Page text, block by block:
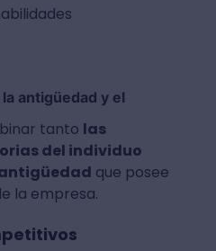
antigüedad y el
tanto las
del individuo
que posee
la empresa.